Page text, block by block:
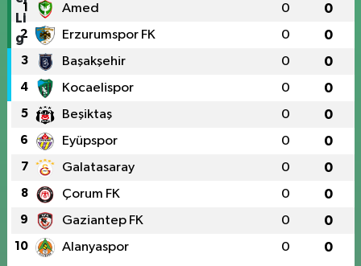
1 Amed 0 0
2 Erzurumspor FK 0 0
3 Başakşehir 0 0
4 Kocaelispor 0 0
5 Beşiktaş 0 0
6 Eyüpspor 0 0
7 Galatasaray 0 0
8 Çorum FK 0 0
9 Gaziantep FK 0 0
10 Alanyaspor 0 0